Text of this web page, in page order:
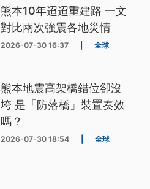
熊本10年迢迢重建路 一文
對比兩次強震各地災情
2026-07-30 16:37 全球
熊本地震高架橋錯位卻沒
垮 是「防落橋」裝置奏效
嗎？
2026-07-30 18:54 全球